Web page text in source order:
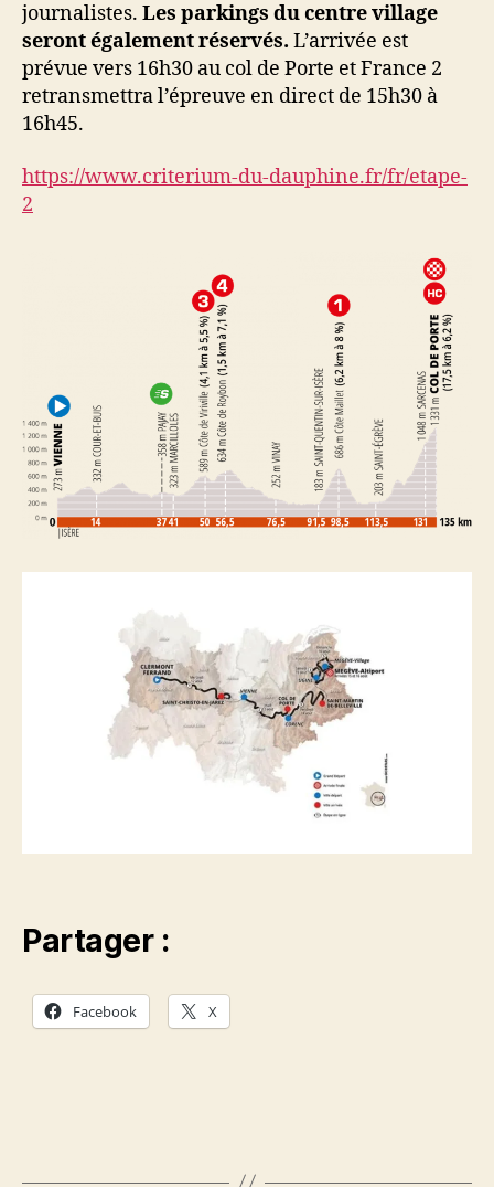
journalistes. Les parkings du centre village
seront également réservés. L’arrivée est
prévue vers 16h30 au col de Porte et France 2
retransmettra l’épreuve en direct de 15h30 à
16h45.
https://www.criterium-du-dauphine.fr/fr/etape-
2
Partager :
Facebook X